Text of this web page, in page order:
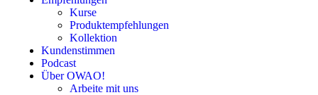
Kurse
Produktempfehlungen
Kollektion
Kundenstimmen
Podcast
Über OWAO!
Arbeite mit uns